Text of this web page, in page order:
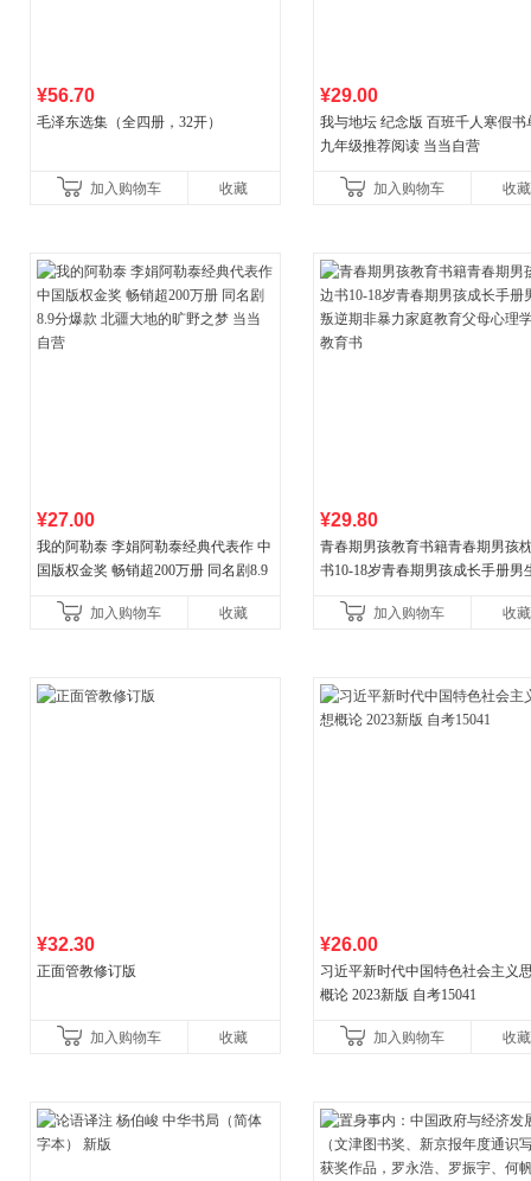
¥56.70
毛泽东选集（全四册，32开）
加入购物车 收藏
¥29.00
我与地坛 纪念版 百班千人寒假书
九年级推荐阅读 当当自营
加入购物车 收藏
¥27.00
我的阿勒泰 李娟阿勒泰经典代表作 中
国版权金奖 畅销超200万册 同名剧8.9
加入购物车
收藏
¥29.80
青春期男孩教育书籍青春期男孩
书10-18岁青春期男孩成长手册男
育书
加入购物车 收藏
¥32.30
正面管教修订版
加入购物车 收藏
¥26.00
习近平新时代中国特色社会主义
概论 2023新版 自考15041
加入购物车 收藏